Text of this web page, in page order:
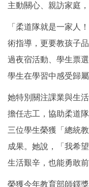
主動關心、親訪家庭
「柔道隊就是一家人
術指導，更要教孩子
過夜宿活動、學生票
學生在學習中感受歸
她特別關注課業與生
擔任志工，協助柔道
三位學生榮獲「總統
成果。她說，「我希
生活艱辛，也能勇敢
榮獲今年教育部師鐸